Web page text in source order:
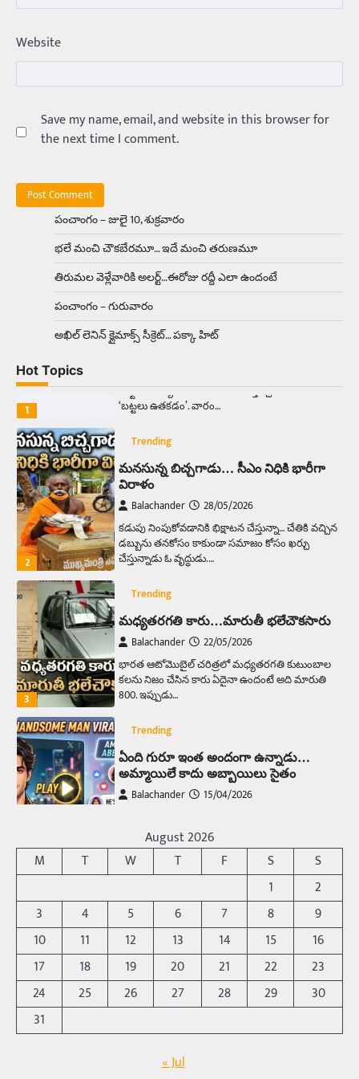
Website
Save my name, email, and website in this browser for
the next time I comment.
పంచాంగం – జులై 10, శుక్రవారం
భలే మంచి చౌకబేరమూ… ఇదే మంచి తరుణమూ
తిరుమల వెళ్లేవారికి అలర్ట్‌…ఈరోజు రద్దీ ఎలా ఉందంటే
పంచాంగం – గురువారం
అఖిల్‌ లెనిన్ క్లైమాక్స్‌ సీక్రెట్‌… పక్కా హిట్‌
Hot Topics
Balachander 15/04/2026
అందమైన అమ్మాయిని పుత్తడి బొమ్మఅని లేదా బాపూ
అందంగా ఉంటారనే నానుడి…
Balachander
ఉత్తర ప్రదేశ్‌లోని ఝాన్సీ జిల్లాలో ఒక వింతైన రోడ్డు
ప్రమాదం చోటుచేసుకుంది. ఝాన్సీ–కాన్పూర్ జాతీయ
రహదారిపై వేల సంఖ్యలో బీరు…
1
Trending
అక్కడ ఆదివారం బట్టలు ఉతికితే…జైలుకే
సాఫ్ట్‌వేర్ ఉద్యోగి వరకు అందరికీ గుర్తొచ్చే మొదటి పని
‘బట్టలు ఉతకడం’. వారం…
2
Trending
మనసున్న బిచ్చగాడు… సీఎం నిధికి భారీగా
విరాళం
Balachander 28/05/2026
కడుపు నింపుకోవడానికి భిక్షాటన చేస్తున్నా… చేతికి వచ్చిన
డబ్బును తనకోసం కాకుండా సమాజం కోసం ఖర్చు
చేస్తున్నాడు ఓ వృద్ధుడు.…
3
Trending
మధ్యతరగతి కారు…మారుతీ భలేచౌకసారు
Balachander 22/05/2026
భారత ఆటోమొబైల్ చరిత్రలో మధ్యతరగతి కుటుంబాల
కలను నిజం చేసిన కారు ఏదైనా ఉందంటే అది మారుతి
800. ఇప్పుడు…
4
Trending
ఏంది గురూ ఇంత అందంగా ఉన్నాడు…
అమ్మాయిలే కాదు అబ్బాయిలు సైతం
Balachander 15/04/2026
బోమ్మ అని పిలుస్తాం. స్పెయిన్‌ అమ్మాయిలు చాలా
అందంగా ఉంటారనే నానుడి…
5
రోడ్డుపై ఏరులై పారిన బీర్లు… ఘాటుతో
మండుతున్న నోర్లు
Balachander 15/04/2026
ఉత్తర ప్రదేశ్‌లోని ఝాన్సీ జిల్లాలో ఒక వింతైన రోడ్డు
ప్రమాదం చోటుచేసుకుంది. ఝాన్సీ–కాన్పూర్ జాతీయ
రహదారిపై వేల సంఖ్యలో బీరు…
Trending
అక్కడ ఆదివారం బట్టలు ఉతికితే…జైలుకే
August 2026
M
T W T F S
S
1
2
3
4 5 6 7 8
9
10
11 12 13 14 15
16
17
18 19 20 21 22
23
24
25 26 27 28 29
30
31
« Jul